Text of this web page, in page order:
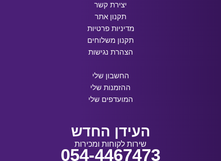
יצירת קשר
תקנון אתר
מדיניות פרטיות
תקנון משלוחים
הצהרת נגישות
החשבון שלי
ההזמנות שלי
המועדפים שלי
העידן החדש
שירות לקוחות ומכירות
054-4467473